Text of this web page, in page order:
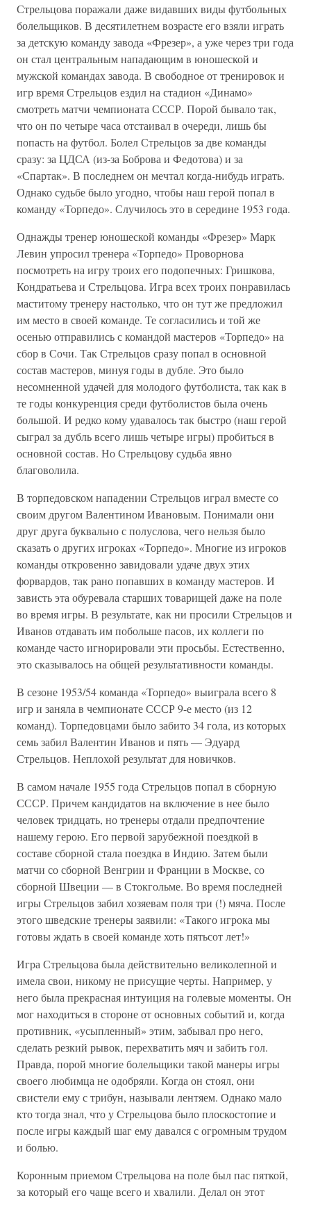
Стрельцова поражали даже видавших виды футбольных
болельщиков. В десятилетнем возрасте его взяли играть
за детскую команду завода «Фрезер», а уже через три года
он стал центральным нападающим в юношеской и
мужской командах завода. В свободное от тренировок и
игр время Стрельцов ездил на стадион «Динамо»
смотреть матчи чемпионата СССР. Порой бывало так,
что он по четыре часа отстаивал в очереди, лишь бы
попасть на футбол. Болел Стрельцов за две команды
сразу: за ЦДСА (из-за Боброва и Федотова) и за
«Спартак». В последнем он мечтал когда-нибудь играть.
Однако судьбе было угодно, чтобы наш герой попал в
команду «Торпедо». Случилось это в середине 1953 года.
Однажды тренер юношеской команды «Фрезер» Марк
Левин упросил тренера «Торпедо» Проворнова
посмотреть на игру троих его подопечных: Гришкова,
Кондратьева и Стрельцова. Игра всех троих понравилась
маститому тренеру настолько, что он тут же предложил
им место в своей команде. Те согласились и той же
осенью отправились с командой мастеров «Торпедо» на
сбор в Сочи. Так Стрельцов сразу попал в основной
состав мастеров, минуя годы в дубле. Это было
несомненной удачей для молодого футболиста, так как в
те годы конкуренция среди футболистов была очень
большой. И редко кому удавалось так быстро (наш герой
сыграл за дубль всего лишь четыре игры) пробиться в
основной состав. Но Стрельцову судьба явно
благоволила.
В торпедовском нападении Стрельцов играл вместе со
своим другом Валентином Ивановым. Понимали они
друг друга буквально с полуслова, чего нельзя было
сказать о других игроках «Торпедо». Многие из игроков
команды откровенно завидовали удаче двух этих
форвардов, так рано попавших в команду мастеров. И
зависть эта обуревала старших товарищей даже на поле
во время игры. В результате, как ни просили Стрельцов и
Иванов отдавать им побольше пасов, их коллеги по
команде часто игнорировали эти просьбы. Естественно,
это сказывалось на общей результативности команды.
В сезоне 1953/54 команда «Торпедо» выиграла всего 8
игр и заняла в чемпионате СССР 9-е место (из 12
команд). Торпедовцами было забито 34 гола, из которых
семь забил Валентин Иванов и пять — Эдуард
Стрельцов. Неплохой результат для новичков.
В самом начале 1955 года Стрельцов попал в сборную
СССР. Причем кандидатов на включение в нее было
человек тридцать, но тренеры отдали предпочтение
нашему герою. Его первой зарубежной поездкой в
составе сборной стала поездка в Индию. Затем были
матчи со сборной Венгрии и Франции в Москве, со
сборной Швеции — в Стокгольме. Во время последней
игры Стрельцов забил хозяевам поля три (!) мяча. После
этого шведские тренеры заявили: «Такого игрока мы
готовы ждать в своей команде хоть пятьсот лет!»
Игра Стрельцова была действительно великолепной и
имела свои, никому не присущие черты. Например, у
него была прекрасная интуиция на голевые моменты. Он
мог находиться в стороне от основных событий и, когда
противник, «усыпленный» этим, забывал про него,
сделать резкий рывок, перехватить мяч и забить гол.
Правда, порой многие болельщики такой манеры игры
своего любимца не одобряли. Когда он стоял, они
свистели ему с трибун, называли лентяем. Однако мало
кто тогда знал, что у Стрельцова было плоскостопие и
после игры каждый шаг ему давался с огромным трудом
и болью.
Коронным приемом Стрельцова на поле был пас пяткой,
за который его чаще всего и хвалили. Делал он этот